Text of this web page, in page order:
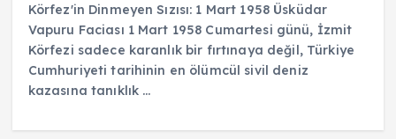
Körfez'in Dinmeyen Sızısı: 1 Mart 1958 Üsküdar
Vapuru Faciası 1 Mart 1958 Cumartesi günü, İzmit
Körfezi sadece karanlık bir fırtınaya değil, Türkiye
Cumhuriyeti tarihinin en ölümcül sivil deniz
kazasına tanıklık ...